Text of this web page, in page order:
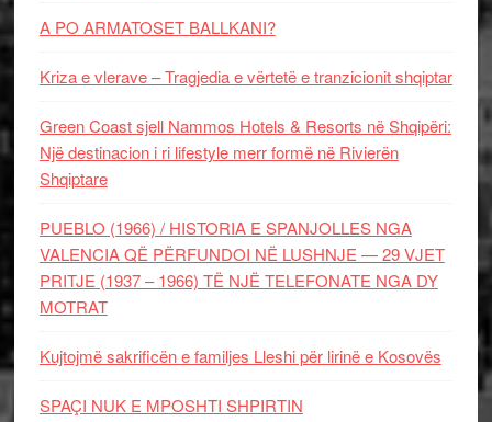
A PO ARMATOSET BALLKANI?
Kriza e vlerave – Tragjedia e vërtetë e tranzicionit shqiptar
Green Coast sjell Nammos Hotels & Resorts në Shqipëri:
Një destinacion i ri lifestyle merr formë në Rivierën
Shqiptare
PUEBLO (1966) / HISTORIA E SPANJOLLES NGA
VALENCIA QË PËRFUNDOI NË LUSHNJE — 29 VJET
PRITJE (1937 – 1966) TË NJË TELEFONATE NGA DY
MOTRAT
Kujtojmë sakrificën e familjes Lleshi për lirinë e Kosovës
SPAÇI NUK E MPOSHTI SHPIRTIN